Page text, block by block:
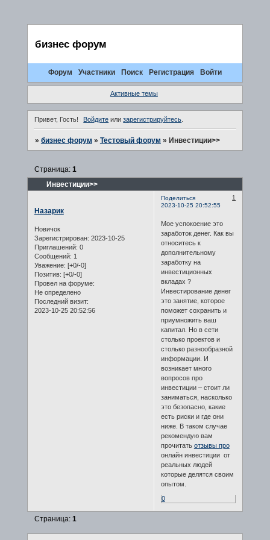
бизнес форум
Форум Участники Поиск Регистрация Войти
Активные темы
Привет, Гость! Войдите илизарегистрируйтесь.
» бизнес форум » Тестовый форум » Инвестиции>>
Инвестиции>>
Страница: 1
Поделиться
1
2023-10-25 20:52:55
Назарик
Новичок
Зарегистрирован: 2023-10-25
Приглашений: 0
Сообщений: 1
Уважение: [+0/-0]
Позитив: [+0/-0]
Провел на форуме:
Не определено
Последний визит:
2023-10-25 20:52:56
Мое успокоение это
заработок денег. Как вы
относитесь к
дополнительному
заработку на
инвестиционных
вкладах ?
Инвестирование денег
это занятие, которое
поможет сохранить и
приумножить ваш
капитал. Но в сети
столько проектов и
столько разнообразной
информации. И
возникает много
вопросов про
инвестиции – стоит ли
заниматься, насколько
это безопасно, какие
есть риски и где они
ниже. В таком случае
рекомендую вам
прочитать отзывы про
онлайн инвестиции от
реальных людей
которые делятся своим
опытом.
0
Страница: 1